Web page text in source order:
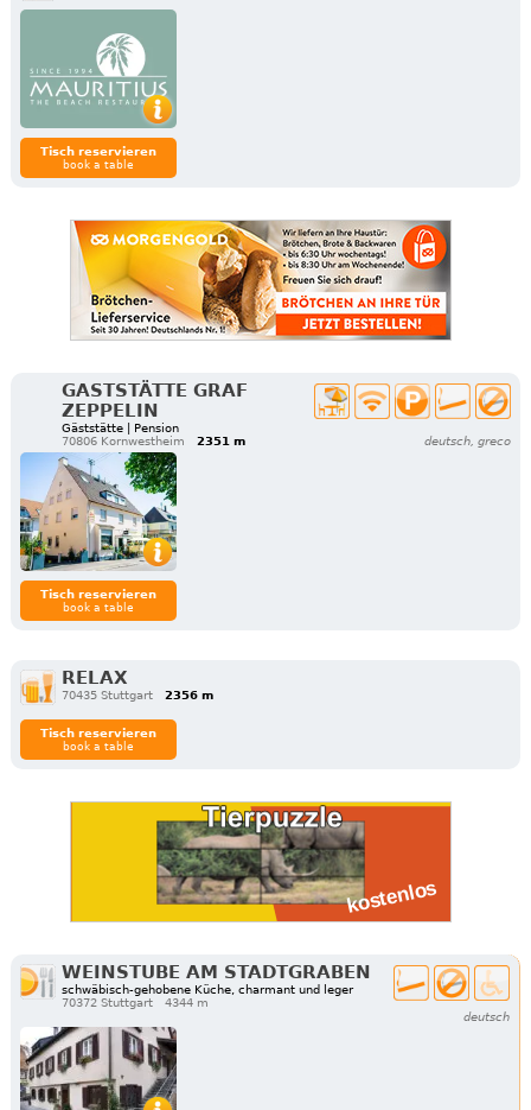
Tisch reservieren
book a table
GASTSTÄTTE GRAF
ZEPPELIN
Gäststätte | Pension
70806 Kornwestheim
2351 m deutsch, greco
Tisch reservieren
book a table
RELAX
70435 Stuttgart 2356 m
Tisch reservieren
book a table
WEINSTUBE AM STADTGRABEN
schwäbisch-gehobene Küche, charmant und leger
70372 Stuttgart
4344 m
deutsch